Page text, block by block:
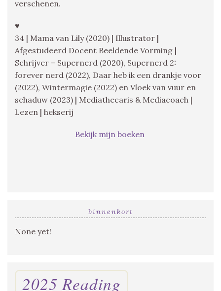
verschenen.
♥
34 | Mama van Lily (2020) | Illustrator |
Afgestudeerd Docent Beeldende Vorming |
Schrijver – Supernerd (2020), Supernerd 2:
forever nerd (2022), Daar heb ik een drankje voor
(2022), Wintermagie (2022) en Vloek van vuur en
schaduw (2023) | Mediathecaris & Mediacoach |
Lezen | hekserij
Bekijk mijn boeken
binnenkort
None yet!
2025 Reading